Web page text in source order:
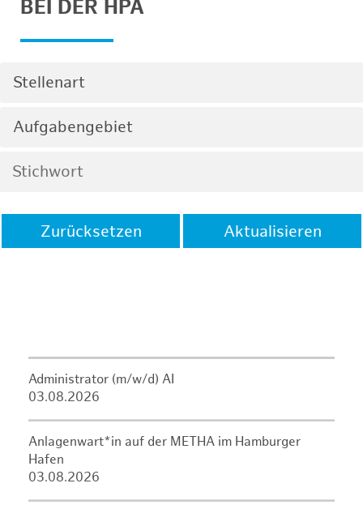
BEI DER HPA
Stellenart
Aufgabengebiet
Zurücksetzen Aktualisieren
Administrator (m/w/d) AI
03.08.2026
Anlagenwart*in auf der METHA im Hamburger
Hafen
03.08.2026